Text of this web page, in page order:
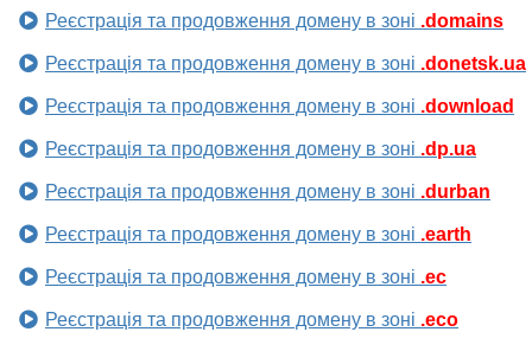
Реєстрація та продовження домену в зоні .domains
Реєстрація та продовження домену в зоні .donetsk.ua
Реєстрація та продовження домену в зоні .download
Реєстрація та продовження домену в зоні .dp.ua
Реєстрація та продовження домену в зоні .durban
Реєстрація та продовження домену в зоні .earth
Реєстрація та продовження домену в зоні .ec
Реєстрація та продовження домену в зоні .eco